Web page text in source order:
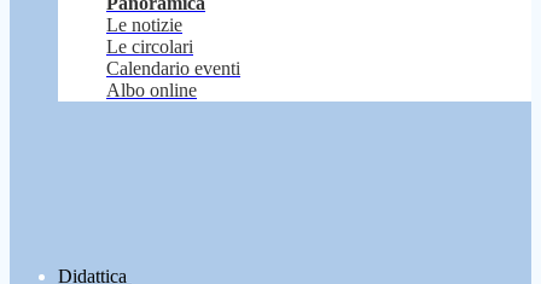
Le notizie
Le circolari
Calendario eventi
Albo online
Didattica